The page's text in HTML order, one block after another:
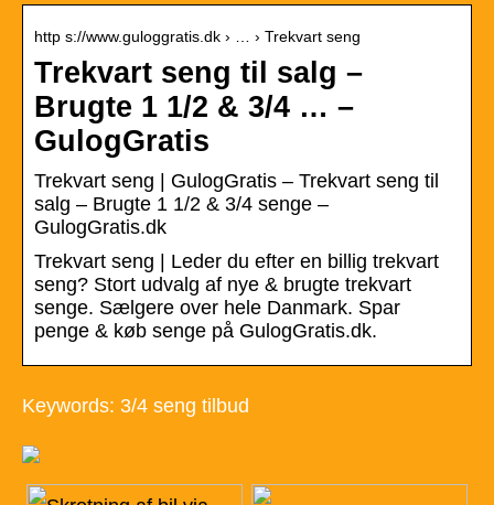
http s://www.guloggratis.dk › … › Trekvart seng
Trekvart seng til salg –
Brugte 1 1/2 & 3/4 … –
GulogGratis
Trekvart seng | GulogGratis – Trekvart seng til
salg – Brugte 1 1/2 & 3/4 senge –
GulogGratis.dk
Trekvart seng | Leder du efter en billig trekvart
seng? Stort udvalg af nye & brugte trekvart
senge. Sælgere over hele Danmark. Spar
penge & køb senge på GulogGratis.dk.
Keywords: 3/4 seng tilbud